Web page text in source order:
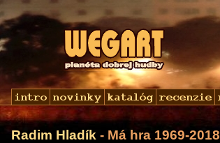
Radim Hladík - Má hra 1969-2018